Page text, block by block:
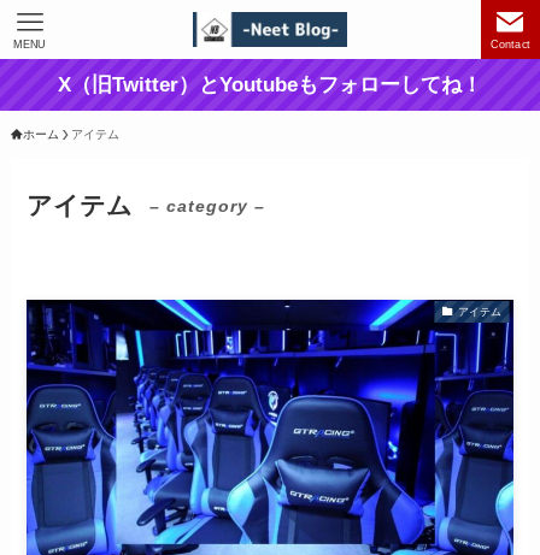
Contact
MENU
X（旧Twitter）とYoutubeもフォローしてね！
ホーム アイテム
アイテム – category –
アイテム